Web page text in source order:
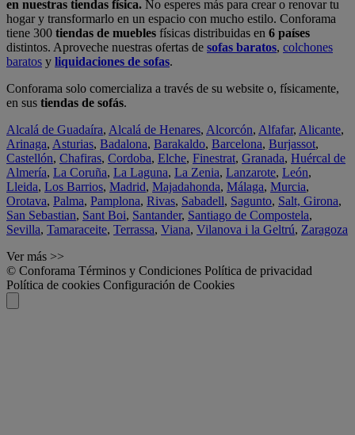
en nuestras tiendas física. No esperes más para crear o renovar tu
hogar y transformarlo en un espacio con mucho estilo. Conforama
tiene 300 tiendas de muebles físicas distribuidas en 6 países
distintos. Aproveche nuestras ofertas de sofas baratos, colchones
baratos y liquidaciones de sofas.
Conforama solo comercializa a través de su website o, físicamente,
en sus tiendas de sofás.
Alcalá de Guadaíra, Alcalá de Henares, Alcorcón, Alfafar, Alicante,
Arinaga, Asturias, Badalona, Barakaldo, Barcelona, Burjassot,
Castellón, Chafiras, Cordoba, Elche, Finestrat, Granada, Huércal de
Almería, La Coruña, La Laguna, La Zenia, Lanzarote, León,
Lleida, Los Barrios, Madrid, Majadahonda, Málaga, Murcia,
Orotava, Palma, Pamplona, Rivas, Sabadell, Sagunto, Salt, Girona,
San Sebastian, Sant Boi, Santander, Santiago de Compostela,
Sevilla, Tamaraceite, Terrassa, Viana, Vilanova i la Geltrú, Zaragoza
Ver más >>
© Conforama Términos y Condiciones Política de privacidad
Política de cookies Configuración de Cookies